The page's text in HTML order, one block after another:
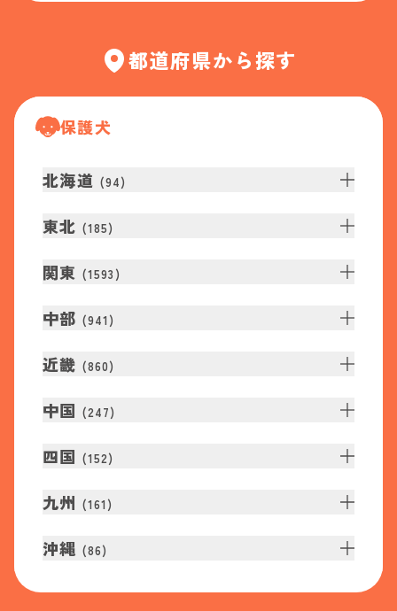
都道府県から探す
保護犬
北海道 (94)
東北 (185)
関東 (1593 )
中部 (941 )
近畿 (860)
中国 (247)
四国 (152)
九州 (161 )
沖縄 (86)